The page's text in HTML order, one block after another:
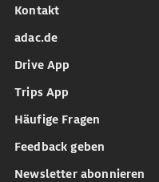
Kontakt
adac.de
Drive App
Trips App
Häufige Fragen
Feedback geben
Newsletter abonnieren